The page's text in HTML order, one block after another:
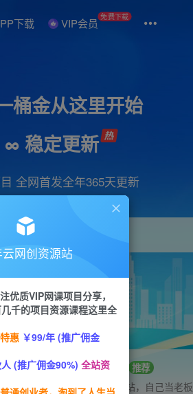
下载 VIP会员 免费下载
桶金从这里开始
∞ 稳定更新
全网首发全年365天更新
短视频 剪辑 视频号
招募站长 推荐
搭建同款网站，自己当老板
网创资源站
优质VIP网课项目分享，
千的项目资源课程这里全
惠 ￥99/年 (推广佣金
(推广佣金90%) 全站资